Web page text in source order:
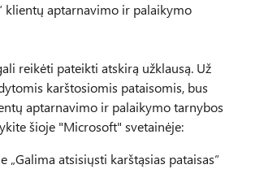
klientų aptarnavimo ir palaikymo
reikėti pateikti atskirą užklausą. Už
karštosiomis pataisomis, bus
aptarnavimo ir palaikymo tarnybos
šioje "Microsoft" svetainėje:
„Galima atsisiųsti karštąsias pataisas“